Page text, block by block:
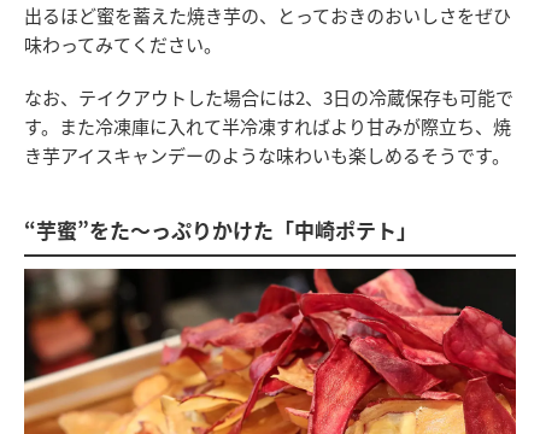
出るほど蜜を蓄えた焼き芋の、とっておきのおいしさをぜひ
味わってみてください。
なお、テイクアウトした場合には2、3日の冷蔵保存も可能で
す。また冷凍庫に入れて半冷凍すればより甘みが際立ち、焼
き芋アイスキャンデーのような味わいも楽しめるそうです。
“芋蜜”をた〜っぷりかけた「中崎ポテト」